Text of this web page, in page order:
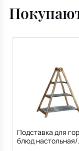
Подставка для
блюд настольная/